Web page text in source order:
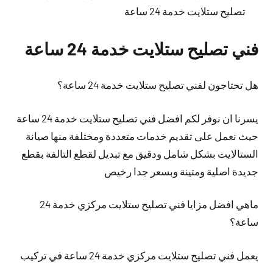
تصليح ستلايت خدمة 24 ساعة
فني تصليح ستلايت خدمة 24 ساعة
هل تحتاجون لفني تصليح ستلايت خدمة 24 ساعة؟
يسرنا ان نوفر لكم افضل فني تصليح ستلايت خدمة 24 ساعة
حيث نعمل على تقديم خدمات متعددة ومختلفة منها صيانة
الستالايت بشكل شامل ودقيق مع تبديل لقطع التالفة بقطع
جديدة اصلية ومتينة وبسعر جدا رخيص
ماهي افضل مزايا فني تصليح ستلايت مركزي خدمة 24
ساعة؟
يعمل فني تصليح ستلايت مركزي خدمة 24 ساعة في تركيب